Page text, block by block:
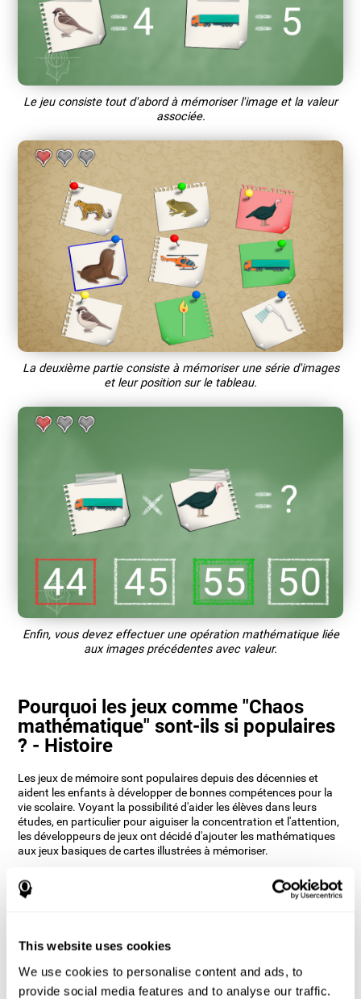
This website uses cookies
We use cookies to personalise content and ads, to
provide social media features and to analyse our traffic.
Le jeu consiste tout d'abord à mémoriser l'image et la valeur
associée.
La deuxième partie consiste à mémoriser une série d'images
et leur position sur le tableau.
Enfin, vous devez effectuer une opération mathématique liée
aux images précédentes avec valeur.
Pourquoi les jeux comme "Chaos
mathématique" sont-ils si populaires
? - Histoire
Les jeux de mémoire sont populaires depuis des décennies et
aident les enfants à développer de bonnes compétences pour la
vie scolaire. Voyant la possibilité d'aider les élèves dans leurs
études, en particulier pour aiguiser la concentration et l'attention,
les développeurs de jeux ont décidé d'ajouter les mathématiques
aux jeux basiques de cartes illustrées à mémoriser.
réveiller cette nostalgie de l'école et de créer un jeu permettant
d'entretenir nos capacités de mémorisation. Ajouter de la valeur
seulement de divertir l'utilisateur, mais aussi de faciliter sa
Comment le jeu d'esprit "Chaos